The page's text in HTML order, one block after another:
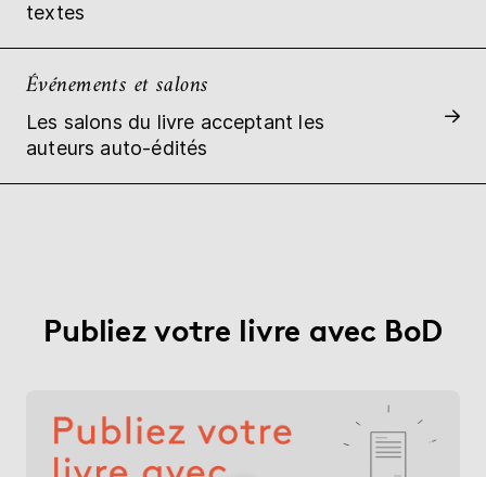
textes
Événements et salons
Les salons du livre acceptant les
auteurs auto-édités
Publiez votre livre avec BoD